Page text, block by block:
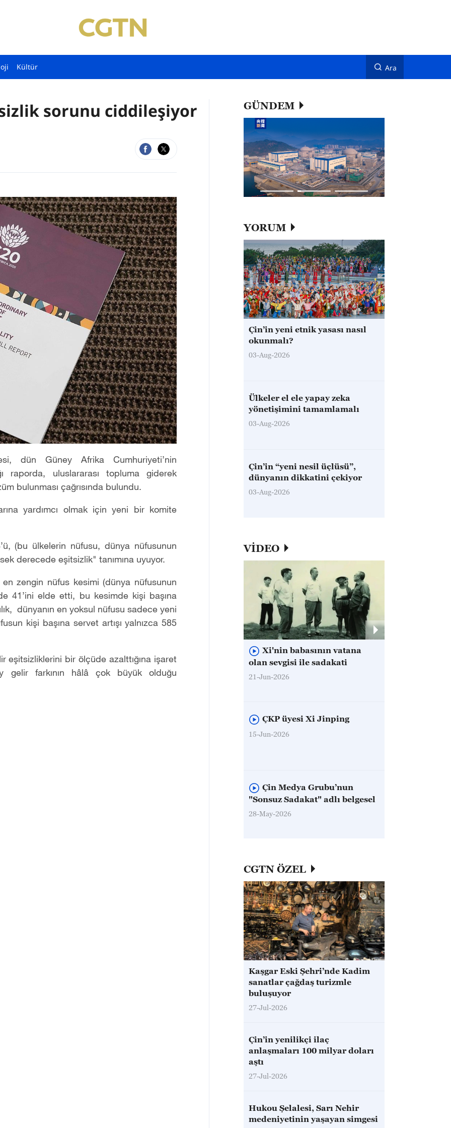
Kültür Ara
sorunu ciddileşiyor
dün Güney AfrikaCumhuriyeti’nin
raporda, uluslararası topluma giderek
üm bulunması çağrısında bulundu.
yardımcı olmak için yeni bir komite
’ü, (bu ülkelerin nüfusu, dünya nüfusunun
derecede eşitsizlik" tanımına uyuyor.
en zengin nüfus kesimi (dünya nüfusunun
41’ini eldeetti, bu kesimde kişi başına
lık, dünyanın en yoksul nüfusu sadece yeni
kişi başına servet artışıyalnızca 585
eşitsizliklerini birölçüde azalttığına işaret
gelir farkının hâlâ çok büyük olduğu
GÜNDEM
YORUM
Çin’in yeni etnik yasası nasıl
okunmalı?
03-Aug-2026
Ülkeler el ele yapay zeka
yönetişimini tamamlamalı
03-Aug-2026
Çin’in “yeni nesil üçlüsü”,
dünyanın dikkatini çekiyor
03-Aug-2026
VİDEO
Xi'nin babasının vatana
olan sevgisi ile sadakati
21-Jun-2026
ÇKP üyesi Xi Jinping
15-Jun-2026
Çin Medya Grubu’nun
"Sonsuz Sadakat" adlı belgesel
28-May-2026
CGTN ÖZEL
Kaşgar Eski Şehri’nde Kadim
sanatlar çağdaş turizmle
buluşuyor
27-Jul-2026
Çin’in yenilikçi ilaç
anlaşmaları 100 milyar doları
aştı
27-Jul-2026
Hukou Şelalesi, Sarı Nehir
medeniyetinin yaşayan simgesi